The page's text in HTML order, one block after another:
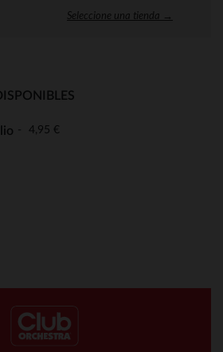
Seleccione una tienda →
4,95 €